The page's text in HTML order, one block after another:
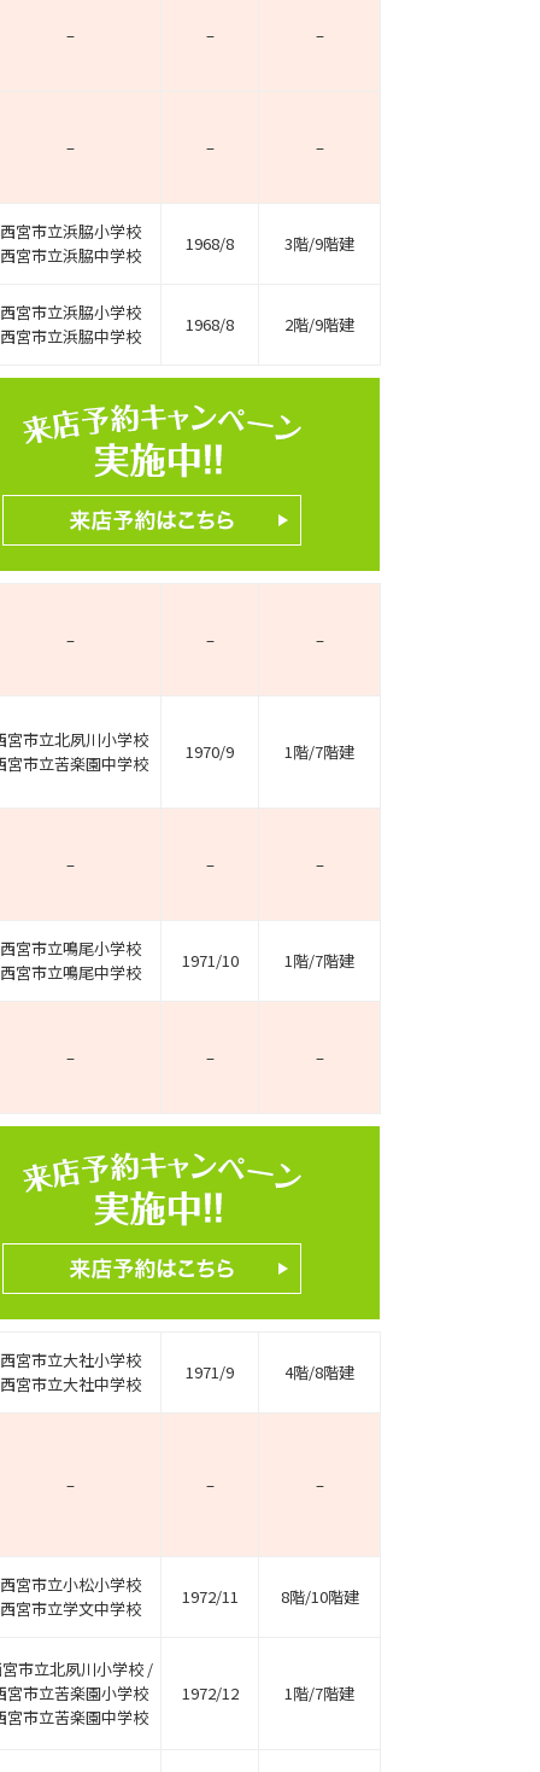
– – –
– – –
西宮市立浜脇小学校
西宮市立浜脇中学校
1968/8 3階/9階建
西宮市立浜脇小学校
西宮市立浜脇中学校
1968/8 2階/9階建
– – –
宮市立北夙川小学校
宮市立苦楽園中学校
1970/9 1階/7階建
– – –
西宮市立鳴尾小学校
西宮市立鳴尾中学校
1971/10 1階/7階建
– – –
西宮市立大社小学校
西宮市立大社中学校
1971/9 4階/8階建
– – –
西宮市立小松小学校
西宮市立学文中学校
1972/11 8階/10階建
市立北夙川小学校 /
宮市立苦楽園小学校
宮市立苦楽園中学校
1972/12 1階/7階建